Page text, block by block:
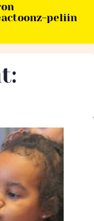
peliin